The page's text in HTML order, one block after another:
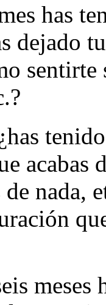
has
dejado
sentirte
acabas
de nada,
meses